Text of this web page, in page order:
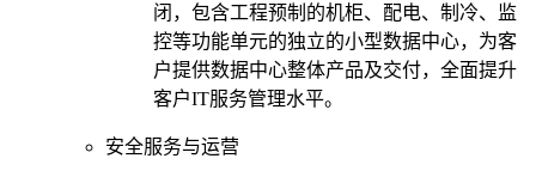
闭，包含工程预制的机柜、配电、制冷、监
控等功能单元的独立的小型数据中心，为客
户提供数据中心整体产品及交付，全面提升
客户IT服务管理水平。
安全服务与运营